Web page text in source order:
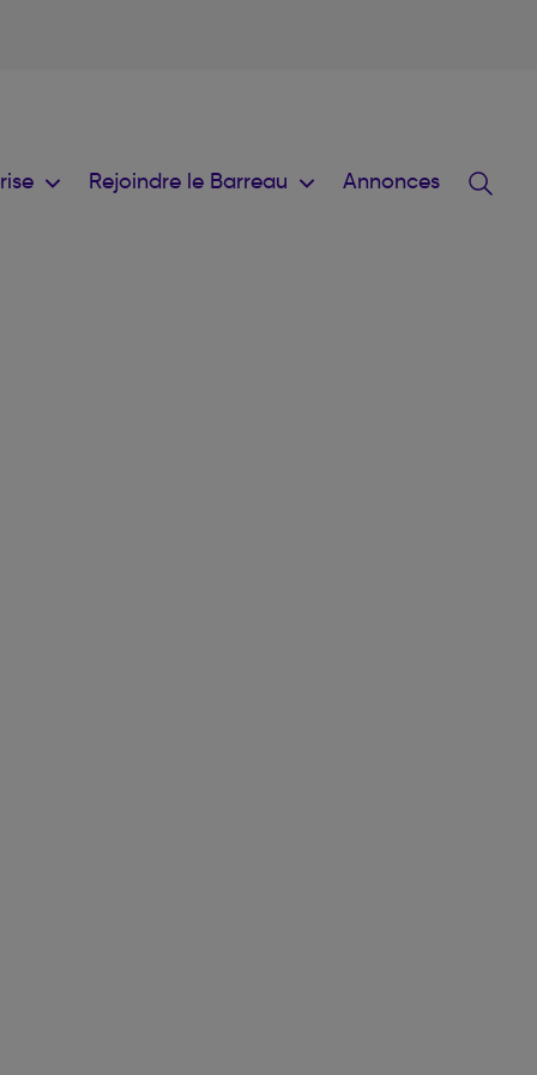
Rejoindre le Barreau Annonces